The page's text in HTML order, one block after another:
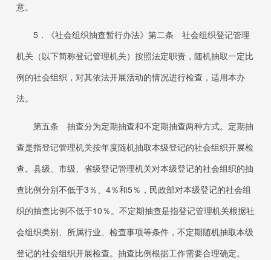
意。
5．
《社会组织抽查暂行办法》第二条 社会组织登记管理
机关（以下简称登记管理机关）按照法定职责，随机抽取一定比
例的社会组织，对其依法开展活动的情况进行检查，适用本办
法。
第五条 抽查分为定期抽查和不定期抽查两种方式。定期抽
查是指登记管理机关按年度随机抽取本级登记的社会组织开展检
查。县级、市级、省级登记管理机关对本级登记的社会组织的抽
查比例分别不低于3％、 4％和5％ ，民政部对本级登记的社会组
织的抽查比例不低于10％。不定期抽查是指登记管理机关根据社
会组织类别、所属行业、检查事项等条件，不定期随机抽取本级
登记的社会组织开展检查。抽查比例根据工作需要合理确定。